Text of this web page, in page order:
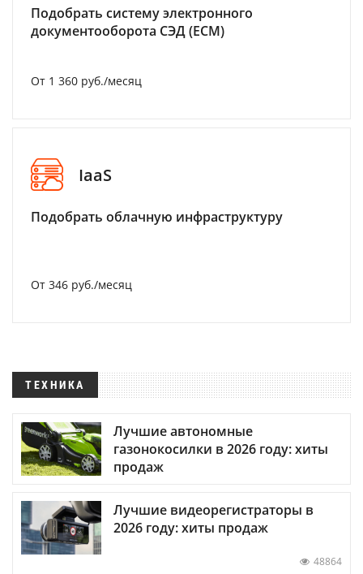
Подобрать систему электронного
документооборота СЭД (ECM)
От 1 360 руб./месяц
IaaS
Подобрать облачную инфраструктуру
От 346 руб./месяц
ТЕХНИКА
Лучшие автономные
газонокосилки в 2026 году: хиты
продаж
Лучшие видеорегистраторы в
2026 году: хиты продаж
48864